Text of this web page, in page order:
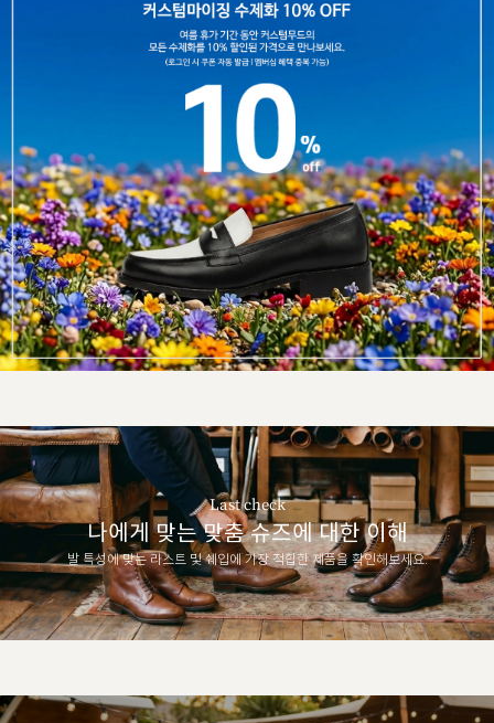
Last check
나에게 맞는 맞춤 슈즈에 대한 이해
발 특성에 맞는 라스트 및 쉐입에 가장 적합한 제품을 확인해보세요.